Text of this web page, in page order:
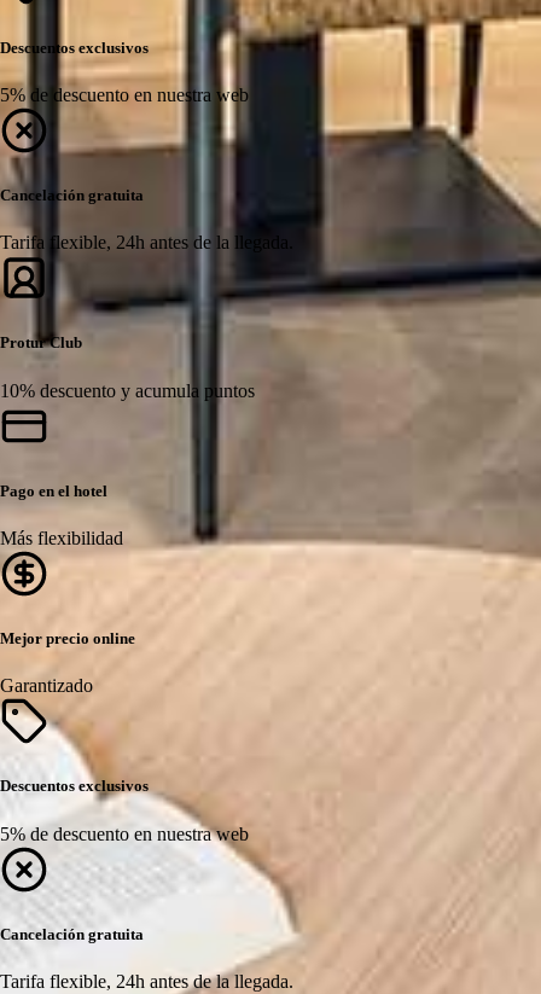
Descuentos exclusivos
5% de descuento en nuestra web
Cancelación gratuita
Tarifa flexible, 24h antes de la llegada.
Protur Club
10% descuento y acumula puntos
Pago en el hotel
Más flexibilidad
Mejor precio online
Garantizado
Descuentos exclusivos
5% de descuento en nuestra web
Cancelación gratuita
Tarifa flexible, 24h antes de la llegada.